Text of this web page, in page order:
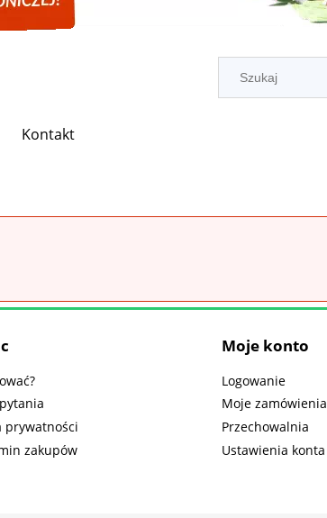
Kontakt
prywatności
zakupów
Moje konto
Logowanie
Moje zamówienia
Przechowalnia
Ustawienia konta